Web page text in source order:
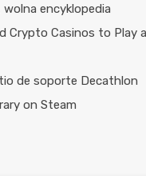
wolna encyklopedia
Crypto Casinos to Play
de soporte Decathlon
on Steam